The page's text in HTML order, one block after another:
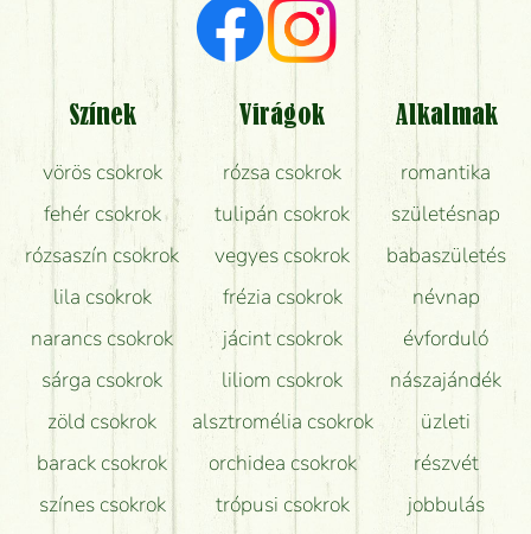
Milyen visszajelzést kapok a virágküldésről?
Tényleg azt kapom, ami a képen van?
Mit kell tudni a virágcsokrok szállításáról?
Hogy marad a lehető legtovább friss a csokor?
Tudok adventi koszorút vásárolni boltban?
Színek
vörös csokrok
fehér csokrok
rózsaszín csokrok
lila csokrok
narancs csokrok
sárga csokrok
zöld csokrok
barack csokrok
színes csokrok
Virágok
rózsa csokrok
tulipán csokrok
vegyes csokrok
frézia csokrok
jácint csokrok
liliom csokrok
alsztromélia csokrok
orchidea csokrok
trópusi csokrok
Alkalmak
romantika
születésnap
babaszületés
névnap
évforduló
nászajándék
üzleti
részvét
jobbulás